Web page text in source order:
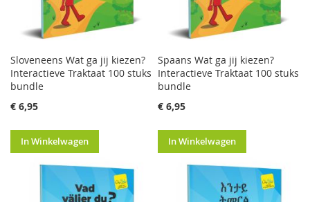
Sloveneens Wat ga jij kiezen?
Interactieve Traktaat 100 stuks
bundle
€ 6,95
In Winkelwagen
Spaans Wat ga jij kiezen?
Interactieve Traktaat 100 stuks
bundle
€ 6,95
In Winkelwagen